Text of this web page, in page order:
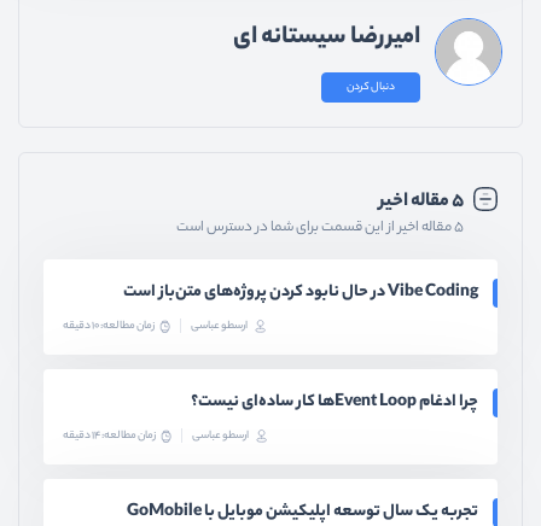
امیررضا سیستانه ای
دنبال کردن
۵ مقاله اخیر
۵ مقاله اخیر از این قسمت برای شما در دسترس است
Vibe Coding در حال نابود کردن پروژه‌های متن‌باز است
ارسطو عباسی زمان مطالعه: 10 دقیقه
چرا ادغام Event Loopها کار ساده‌ای نیست؟
ارسطو عباسی زمان مطالعه: 14 دقیقه
تجربه یک سال توسعه اپلیکیشن موبایل با GoMobile